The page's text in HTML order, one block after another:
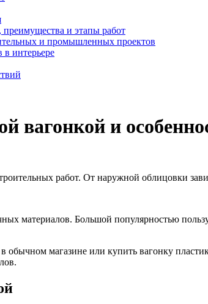
преимущества и этапы работ
и промышленных проектов
в интерьере
вагонкой и
работ. От наружной облицовки
материалов. Большой популярностью
обычном магазине или купить вагонку